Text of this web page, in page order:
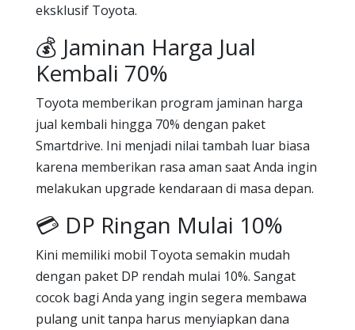
eksklusif Toyota.
💰 Jaminan Harga Jual
Kembali 70%
Toyota memberikan program jaminan harga
jual kembali hingga 70% dengan paket
Smartdrive. Ini menjadi nilai tambah luar biasa
karena memberikan rasa aman saat Anda ingin
melakukan upgrade kendaraan di masa depan.
💳 DP Ringan Mulai 10%
Kini memiliki mobil Toyota semakin mudah
dengan paket DP rendah mulai 10%. Sangat
cocok bagi Anda yang ingin segera membawa
pulang unit tanpa harus menyiapkan dana